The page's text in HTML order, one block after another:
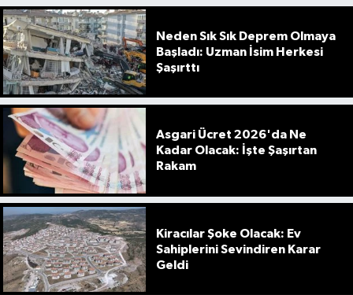
Neden Sık Sık Deprem Olmaya
Başladı: Uzman İsim Herkesi
Şaşırttı
Asgari Ücret 2026'da Ne
Kadar Olacak: İşte Şaşırtan
Rakam
Kiracılar Şoke Olacak: Ev
Sahiplerini Sevindiren Karar
Geldi